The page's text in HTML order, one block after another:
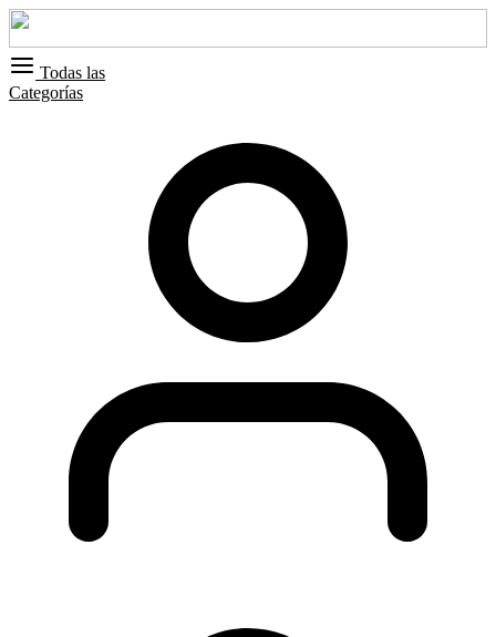
Todas las
Categorías